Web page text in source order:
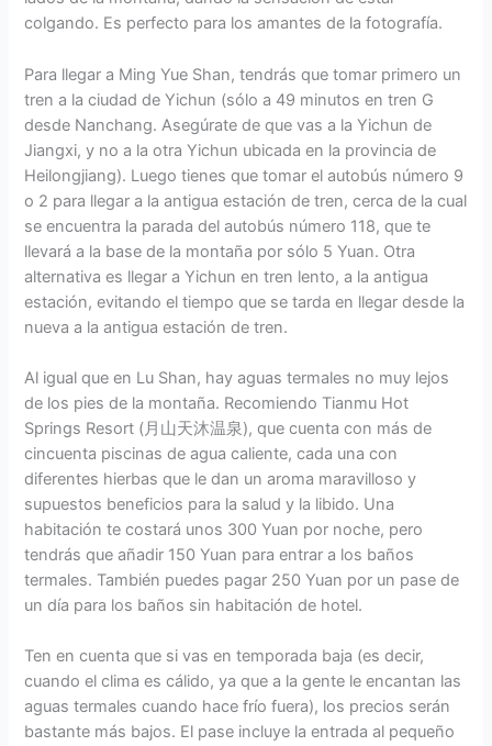
colgando. Es perfecto para los amantes de la fotografía.
Para llegar a Ming Yue Shan, tendrás que tomar primero un
tren a la ciudad de Yichun (sólo a 49 minutos en tren G
desde Nanchang. Asegúrate de que vas a la Yichun de
Jiangxi, y no a la otra Yichun ubicada en la provincia de
Heilongjiang). Luego tienes que tomar el autobús número 9
o 2 para llegar a la antigua estación de tren, cerca de la cual
se encuentra la parada del autobús número 118, que te
llevará a la base de la montaña por sólo 5 Yuan. Otra
alternativa es llegar a Yichun en tren lento, a la antigua
estación, evitando el tiempo que se tarda en llegar desde la
nueva a la antigua estación de tren.
Al igual que en Lu Shan, hay aguas termales no muy lejos
de los pies de la montaña. Recomiendo Tianmu Hot
Springs Resort (月山天沐温泉), que cuenta con más de
cincuenta piscinas de agua caliente, cada una con
diferentes hierbas que le dan un aroma maravilloso y
supuestos beneficios para la salud y la libido. Una
habitación te costará unos 300 Yuan por noche, pero
tendrás que añadir 150 Yuan para entrar a los baños
termales. También puedes pagar 250 Yuan por un pase de
un día para los baños sin habitación de hotel.
Ten en cuenta que si vas en temporada baja (es decir,
cuando el clima es cálido, ya que a la gente le encantan las
aguas termales cuando hace frío fuera), los precios serán
bastante más bajos. El pase incluye la entrada al pequeño